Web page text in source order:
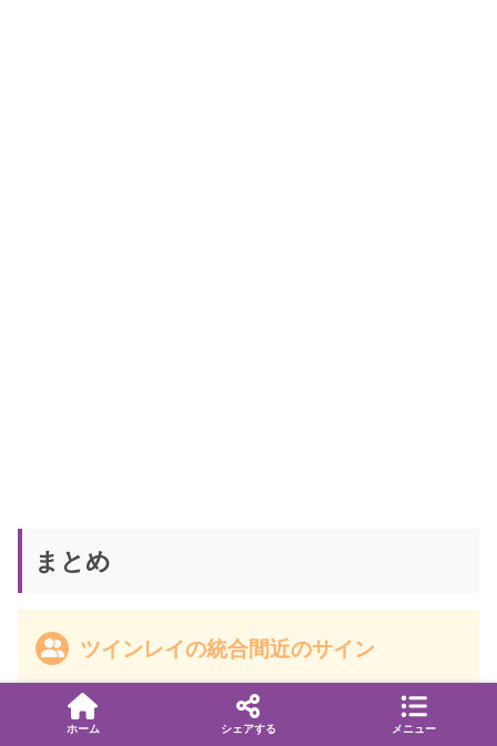
まとめ
ツインレイの統合間近のサイン
自己統合を完了して自分を愛することができる
魂レベルの変化を受け入れるために体調不良にな
ホーム シェアする メニュー